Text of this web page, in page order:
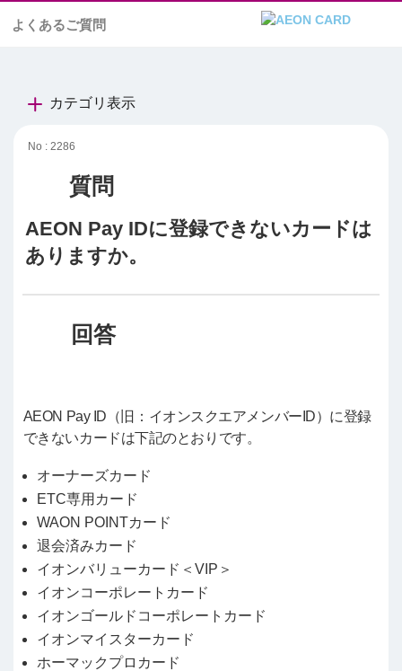
よくあるご質問
カテゴリ表示
No : 2286
AEON Pay IDに登録できないカードは
ありますか。
AEON Pay ID（旧：イオンスクエアメンバーID）に登録
できないカードは下記のとおりです。
オーナーズカード
ETC専用カード
WAON POINTカード
退会済みカード
イオンバリューカード＜VIP＞
イオンコーポレートカード
イオンゴールドコーポレートカード
イオンマイスターカード
ホーマックプロカード